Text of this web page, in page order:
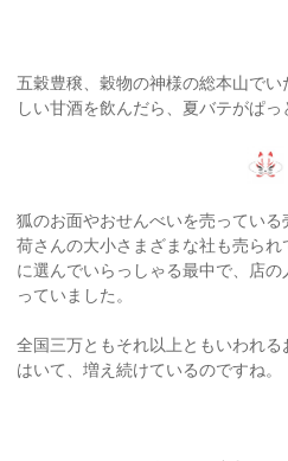
五穀豊穣、穀物の神様の総本山で
しい甘酒を飲んだら、夏バテがぱ
狐のお面やおせんべいを売ってい
荷さんの大小さまざまな社も売ら
に選んでいらっしゃる最中で、店
っていました。
全国三万ともそれ以上ともいわれ
はいて、増え続けているのですね。